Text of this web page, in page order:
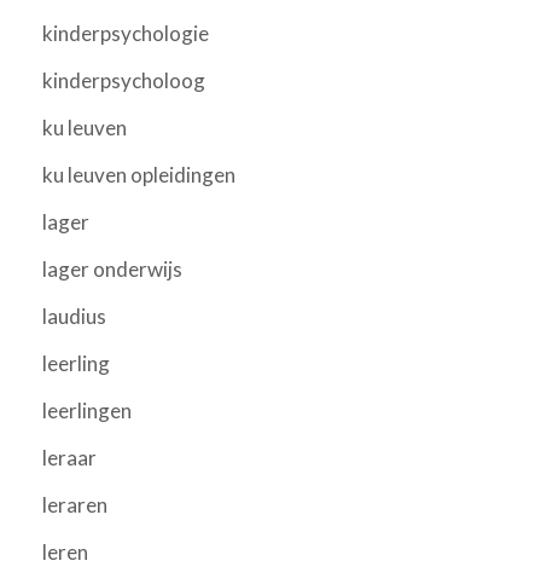
kinderpsychologie
kinderpsycholoog
ku leuven
ku leuven opleidingen
lager
lager onderwijs
laudius
leerling
leerlingen
leraar
leraren
leren